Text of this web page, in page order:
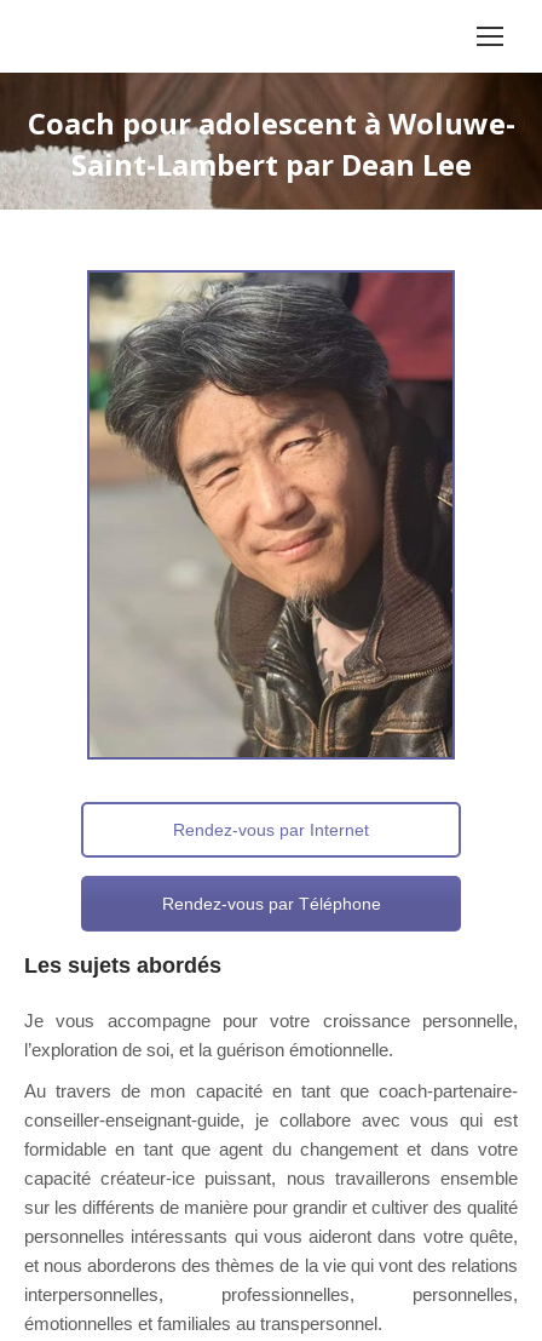
Coach pour adolescent à Woluwe-
Saint-Lambert par Dean Lee
Les sujets abordés
Je vous accompagne pour votre croissance personnelle,
l’exploration de soi, et la guérison émotionnelle.
Au travers de mon capacité en tant que coach-partenaire-
conseiller-enseignant-guide, je collabore avec vous qui est
formidable en tant que agent du changement et dans votre
capacité créateur-ice puissant, nous travaillerons ensemble
sur les différents de manière pour grandir et cultiver des qualité
personnelles intéressants qui vous aideront dans votre quête,
et nous aborderons des thèmes de la vie qui vont des relations
interpersonnelles, professionnelles, personnelles,
émotionnelles et familiales au transpersonnel.
Rendez-vous par Internet
Rendez-vous par Téléphone